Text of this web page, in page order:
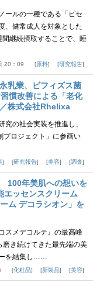
ールの一種である「ピセ
、健常成人を対象とした
継続摂取することで、睡
20：09 原料 研究報告
乳業、ビフィズス菌
慣改善による「老化
株式会社Rhelixa
の社会実装を推進し、
プロジェクト」に参画い
研究報告 美容 調査
100年美肌への想いを
ッセンスクリーム
ム デコラシオン」を
スメデコルテ』の最高峰
磨き続けてきた最先端の美
ーを結集し……
化粧品 新製品 美容